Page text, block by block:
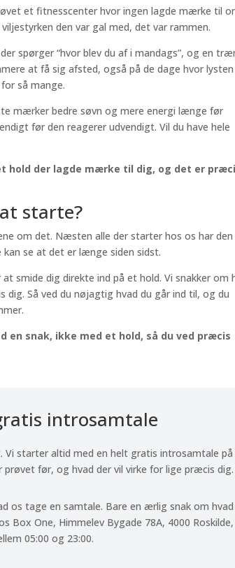
et fitnesscenter hvor ingen lagde mærke til
den var gal med, det var rammen.
spørger “hvor blev du af i mandags”, og en
at få sig afsted, også på de dage hvor lysten
så mange.
mærker bedre søvn og mere energi længe før
før den reagerer udvendigt. Vil du have hele
hold der lagde mærke til dig, og det er
starte?
om det. Næsten alle der starter hos os har den
se at det er længe siden sidst.
smide dig direkte ind på et hold. Vi snakker om
Så ved du nøjagtig hvad du går ind til, og du
snak, ikke med et hold, så du ved præcis
introsamtale
starter altid med en helt gratis introsamtale på
før, og hvad der vil virke for lige præcis dig.
os tage en samtale. Bare en ærlig snak om hvad
Box One, Himmelev Bygade 78A, 4000 Roskilde,
05:00 og 23:00.